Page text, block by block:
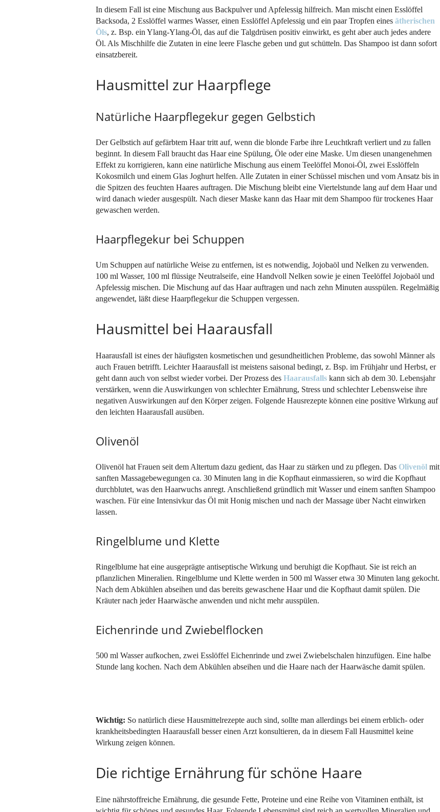
In diesem Fall ist eine Mischung aus Backpulver und Apfelessig hilfreich. Man mischt einen Esslöffel
Backsoda, 2 Esslöffel warmes Wasser, einen Esslöffel Apfelessig und ein paar Tropfen eines ätherischen
Öls, z. Bsp. ein Ylang-Ylang-Öl, das auf die Talgdrüsen positiv einwirkt, es geht aber auch jedes andere
Öl. Als Mischhilfe die Zutaten in eine leere Flasche geben und gut schütteln. Das Shampoo ist dann sofort
einsatzbereit.
Hausmittel zur Haarpflege
Natürliche Haarpflegekur gegen Gelbstich
Der Gelbstich auf gefärbtem Haar tritt auf, wenn die blonde Farbe ihre Leuchtkraft verliert und zu fallen
beginnt. In diesem Fall braucht das Haar einе Spülung, Öle oder eine Maske. Um diesen unangenehmen
Effekt zu korrigieren, kann eine natürliche Mischung aus einem Teelöffel Monoi-Öl, zwei Esslöffeln
Kokosmilch und einem Glas Joghurt helfen. Alle Zutaten in einer Schüssel mischen und vom Ansatz bis in
die Spitzen des feuchten Haares auftragen. Die Mischung bleibt eine Viertelstunde lang auf dem Haar und
wird danach wieder ausgespült. Nach dieser Maske kann das Haar mit dem Shampoo für trockenes Haar
gewaschen werden.
Haarpflegekur bei Schuppen
Um Schuppen auf natürliche Weise zu entfernen, ist es notwendig, Jojobaöl und Nelken zu verwenden.
100 ml Wasser, 100 ml flüssige Neutralseife, eine Handvoll Nelken sowie je einen Teelöffel Jojobaöl und
Apfelessig mischen. Die Mischung auf das Haar auftragen und nach zehn Minuten ausspülen. Regelmäßig
angewendet, läßt diese Haarpflegekur die Schuppen vergessen.
Hausmittel bei Haarausfall
Haarausfall ist eines der häufigsten kosmetischen und gesundheitlichen Probleme, das sowohl Männer als
auch Frauen betrifft. Leichter Haarausfall ist meistens saisonal bedingt, z. Bsp. im Frühjahr und Herbst, er
geht dann auch von selbst wieder vorbei. Der Prozess des Haarausfalls kann sich ab dem 30. Lebensjahr
verstärken, wenn die Auswirkungen von schlechter Ernährung, Stress und schlechter Lebensweise ihre
negativen Auswirkungen auf den Körper zeigen. Folgende Hausrezepte können eine positive Wirkung auf
den leichten Haarausfall ausüben.
Olivenöl
Olivenöl hat Frauen seit dem Altertum dazu gedient, das Haar zu stärken und zu pflegen. Das Olivenöl mit
sanften Massagebewegungen ca. 30 Minuten lang in die Kopfhaut einmassieren, so wird die Kopfhaut
durchblutet, was den Haarwuchs anregt. Anschließend gründlich mit Wasser und einem sanften Shampoo
waschen. Für eine Intensivkur das Öl mit Honig mischen und nach der Massage über Nacht einwirken
lassen.
Ringelblume und Klette
Ringelblume hat eine ausgeprägte antiseptische Wirkung und beruhigt die Kopfhaut. Sie ist reich an
pflanzlichen Mineralien. Ringelblume und Klette werden in 500 ml Wasser etwa 30 Minuten lang gekocht.
Nach dem Abkühlen abseihen und das bereits gewaschene Haar und die Kopfhaut damit spülen. Die
Kräuter nach jeder Haarwäsche anwenden und nicht mehr ausspülen.
Eichenrinde und Zwiebelflocken
500 ml Wasser aufkochen, zwei Esslöffel Eichenrinde und zwei Zwiebelschalen hinzufügen. Eine halbe
Stunde lang kochen. Nach dem Abkühlen abseihen und die Haare nach der Haarwäsche damit spülen.
Wichtig: So natürlich diese Hausmittelrezepte auch sind, sollte man allerdings bei einem erblich- oder
krankheitsbedingten Haarausfall besser einen Arzt konsultieren, da in diesem Fall Hausmittel keine
Wirkung zeigen können.
Die richtige Ernährung für schöne Haare
Eine nährstoffreiche Ernährung, die gesunde Fette, Proteine und eine Reihe von Vitaminen enthält, ist